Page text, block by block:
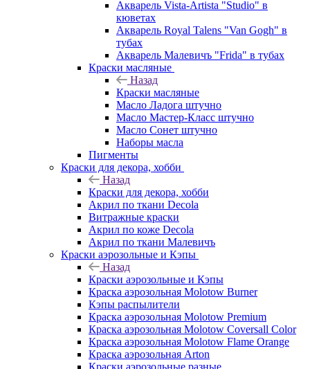
Акварель Vista-Artista "Studio" в
кюветах
Акварель Royal Talens "Van Gogh" в
тубах
Акварель Малевичъ "Frida" в тубах
Краски масляные
Назад
Краски масляные
Масло Ладога штучно
Масло Мастер-Класс штучно
Масло Сонет штучно
Наборы масла
Пигменты
Краски для декора, хобби
Назад
Краски для декора, хобби
Акрил по ткани Decola
Витражные краски
Акрил по коже Decola
Акрил по ткани Малевичъ
Краски аэрозольные и Кэпы
Назад
Краски аэрозольные и Кэпы
Краска аэрозольная Molotow Burner
Кэпы распылители
Краска аэрозольная Molotow Premium
Краска аэрозольная Molotow Coversall Color
Краска аэрозольная Molotow Flame Orange
Краска аэрозольная Arton
Краски аэрозольные разные